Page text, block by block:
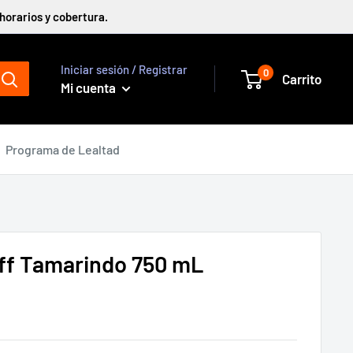
y cobertura.
Iniciar sesión / Registrar
Mi cuenta
0 Carrito
Programa de Lealtad
Tamarindo 750 mL